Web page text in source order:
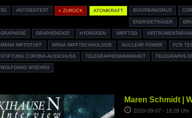
5G ANTIGENTEST « ZURÜCK ATOMKRAFT BIOURBANISMUS
ENERGIETRÄGER
GRAPHENE GRAPHENOXID HYDROGEN IMPFTOD
MRNA IMFPSTOFF MRNA IMPFTECHNOLOGIE NUCLEAR POWER PCR
STIFTUNG CORONA-AUSSCHUSS TELEGRAPHENKRANKHEIT TELEGRAPHS
WOLFGANG WODARG
Maren Schmidt |
2020-09-07 - 18:28 Uhr